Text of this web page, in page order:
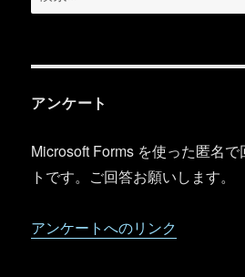
索:
アンケート
Microsoft Forms を使った匿名
トです。ご回答お願いします。
アンケートへのリンク